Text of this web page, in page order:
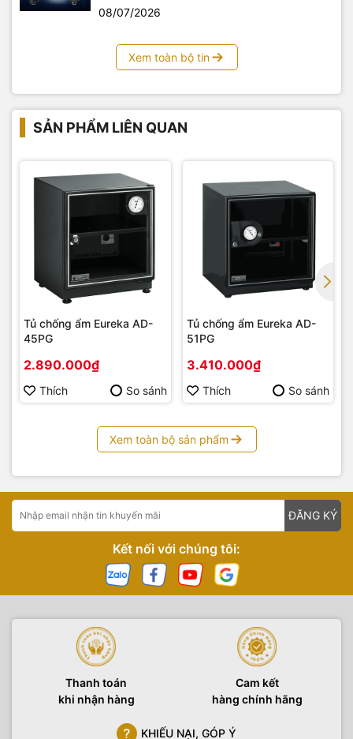
08/07/2026
Xem toàn bộ tin
SẢN PHẨM LIÊN QUAN
Tủ chống ẩm Eureka AD-
45PG
2.890.000₫
Thích So sánh
Tủ chống ẩm Eureka AD-
51PG
3.410.000₫
Thích So sánh
Xem toàn bộ sản phẩm
ĐĂNG KÝ
Kết nối với chúng tôi:
Thanh toán
khi nhận hàng
Cam kết
hàng chính hãng
KHIẾU NẠI, GÓP Ý